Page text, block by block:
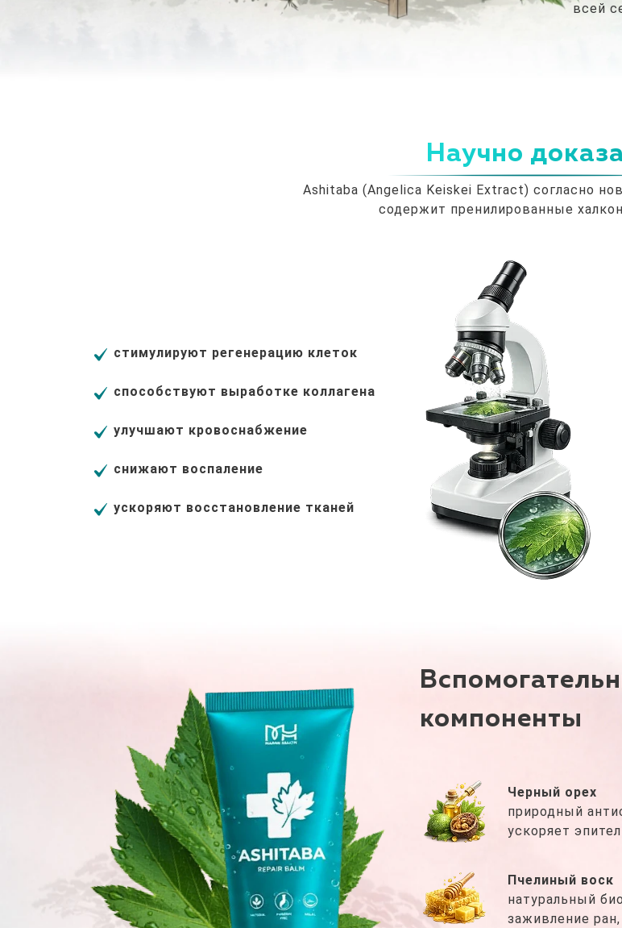
всей
Научно
Ashitaba (Angelica Keiskei Extract) согласно
содержит пренилированные
стимулируют регенерацию клеток
способствуют выработке коллагена
улучшают кровоснабжение
снижают воспаление
ускоряют восстановление тканей
компоненты
Черный орех
природный
ускоряет
Пчелиный воск
натуральный
заживление